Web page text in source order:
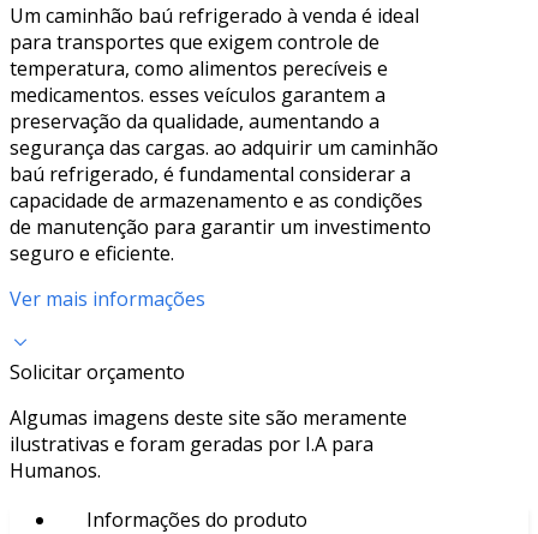
Um caminhão baú refrigerado à venda é ideal
para transportes que exigem controle de
temperatura, como alimentos perecíveis e
medicamentos. esses veículos garantem a
preservação da qualidade, aumentando a
segurança das cargas. ao adquirir um caminhão
baú refrigerado, é fundamental considerar a
capacidade de armazenamento e as condições
de manutenção para garantir um investimento
seguro e eficiente.
Ver mais informações
Solicitar orçamento
Algumas imagens deste site são meramente
ilustrativas e foram geradas por I.A para
Humanos.
Informações do produto